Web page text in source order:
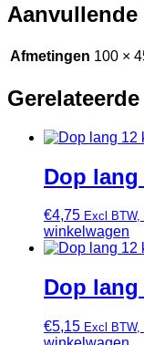
Afmetingen 100 ×
Dop lang
€4,75 Excl BTW,
winkelwagen
Dop lang
€5,15 Excl BTW,